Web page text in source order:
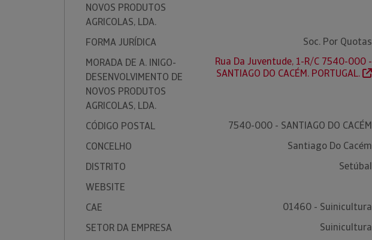
NOVOS PRODUTOS
AGRICOLAS, LDA.
FORMA JURÍDICA
Soc. Por Quotas
MORADA DE A. INIGO-
DESENVOLVIMENTO DE
NOVOS PRODUTOS
AGRICOLAS, LDA.
Rua Da Juventude, 1-R/C 7540-000 -
SANTIAGO DO CACÉM. PORTUGAL.
CÓDIGO POSTAL
7540-000 - SANTIAGO DO CACÉM
CONCELHO
Santiago Do Cacém
DISTRITO
Setúbal
WEBSITE
CAE
01460 - Suinicultura
SETOR DA EMPRESA
Suinicultura